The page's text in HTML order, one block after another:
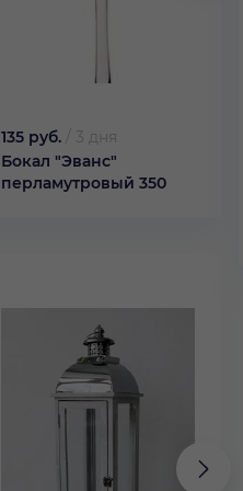
135 руб.
3 дня
Бокал "Эванс"
перламутровый 350